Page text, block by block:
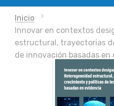
Inicio
Innovar en contextos
estructural, trayectorias
de innovación basadas en